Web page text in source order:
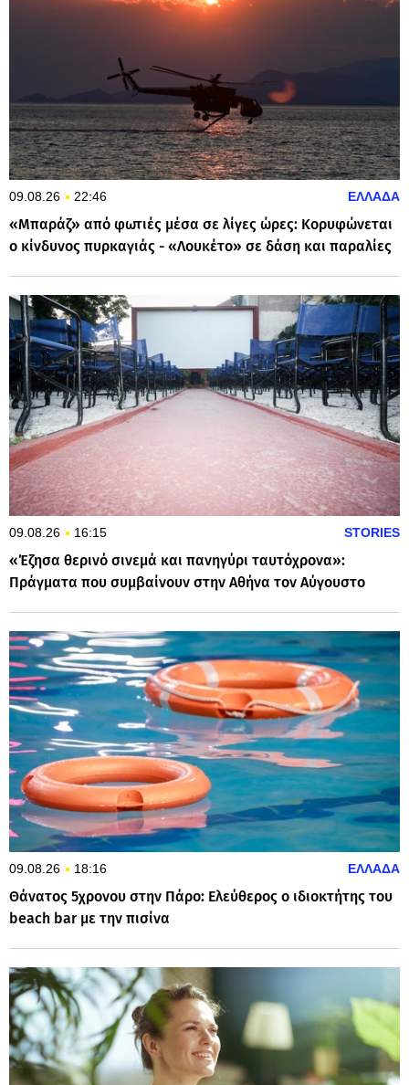
09.08.26 22:46 ΕΛΛΑΔΑ
«Μπαράζ» από φωτιές μέσα σε λίγες ώρες: Κορυφώνεται
ο κίνδυνος πυρκαγιάς - «Λουκέτο» σε δάση και παραλίες
09.08.26 16:15 STORIES
«Έζησα θερινό σινεμά και πανηγύρι ταυτόχρονα»:
Πράγματα που συμβαίνουν στην Αθήνα τον Αύγουστο
09.08.26 18:16 ΕΛΛΑΔΑ
Θάνατος 5χρονου στην Πάρο: Ελεύθερος ο ιδιοκτήτης του
beach bar με την πισίνα